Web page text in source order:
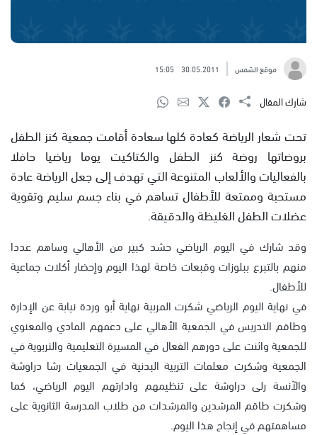
موقع الشمس 30.05.2011
15:05
شارك المقال
تحت شعار الرياضة كعادة كلها سعادة أقامت جمعية كنز الطفل
بروضاتها روضة كنز الطفل والكتاكيت يوما رياضيا حافلا
بالفعاليات والألعاب المتنوعة التي تهدف إلى جعل الرياضة عادة
مستحبة وممتعة للأطفال تساهم في بناء جسم سليم وتقوية
عضلات الطفل الغليظة والدقيقة.
وقد شارك في اليوم الرياضي حشد كبير من الأهالي وساهم عددا
منهم بالتبرع ببلوزات وقبعات خاصة لهذا اليوم وإحضار أكلات جماعية
للأطفال.
في نهاية اليوم الرياضي شكرت المربية نهاية أبو وردة نيابة عن الإدارة
وطاقم التدريس في الجمعية الأهالي على دعمهم المادي والمعنوي
للجمعية واثنت على دورهم الفعال في المسيرة التعليمية والتربوية في
الجمعية وشكرت معلمات التربية البدنية في الجمعيات رشا دراوشة
والآنسة رلى دراوشة على تنظيمهم وادارتهم اليوم الرياضي، كما
وشكرت طاقم المرشدين والمرشدات من طلاب المدرسة الثانوية على
مساهمتهم في إنجاح هذا اليوم.